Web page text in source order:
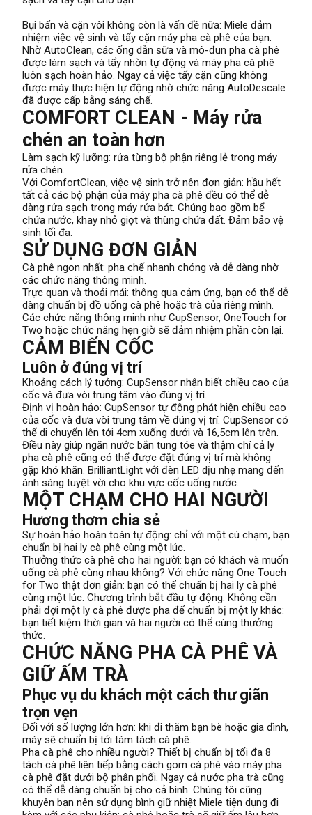
Bụi bẩn và cặn vôi không còn là vấn đề nữa: Miele đảm
nhiệm việc vệ sinh và tẩy cặn máy pha cà phê của bạn.
Nhờ AutoClean, các ống dẫn sữa và mô-đun pha cà phê
được làm sạch và tẩy nhờn tự động và máy pha cà phê
luôn sạch hoàn hảo. Ngay cả việc tẩy cặn cũng không
được máy thực hiện tự động nhờ chức năng AutoDescale
đã được cấp bằng sáng chế.
COMFORT CLEAN - Máy rửa
chén an toàn hơn
Làm sạch kỹ lưỡng: rửa từng bộ phận riêng lẻ trong máy
rửa chén.
Với ComfortClean, việc vệ sinh trở nên đơn giản: hầu hết
tất cả các bộ phận của máy pha cà phê đều có thể dễ
dàng rửa sạch trong máy rửa bát. Chúng bao gồm bể
chứa nước, khay nhỏ giọt và thùng chứa đất. Đảm bảo vệ
sinh tối đa.
SỬ DỤNG ĐƠN GIẢN
Cà phê ngon nhất: pha chế nhanh chóng và dễ dàng nhờ
các chức năng thông minh.
Trực quan và thoải mái: thông qua cảm ứng, bạn có thể dễ
dàng chuẩn bị đồ uống cà phê hoặc trà của riêng mình.
Các chức năng thông minh như CupSensor, OneTouch for
Two hoặc chức năng hẹn giờ sẽ đảm nhiệm phần còn lại.
CẢM BIẾN CỐC
Luôn ở đúng vị trí
Khoảng cách lý tưởng: CupSensor nhận biết chiều cao của
cốc và đưa vòi trung tâm vào đúng vị trí.
Định vị hoàn hảo: CupSensor tự động phát hiện chiều cao
của cốc và đưa vòi trung tâm về đúng vị trí. CupSensor có
thể di chuyển lên tới 4cm xuống dưới và 16,5cm lên trên.
Điều này giúp ngăn nước bắn tung tóe và thậm chí cả ly
pha cà phê cũng có thể được đặt đúng vị trí mà không
gặp khó khăn. BrilliantLight với đèn LED dịu nhẹ mang đến
ánh sáng tuyệt vời cho khu vực cốc uống nước.
MỘT CHẠM CHO HAI NGƯỜI
Hương thơm chia sẻ
Sự hoàn hảo hoàn toàn tự động: chỉ với một cú chạm, bạn
chuẩn bị hai ly cà phê cùng một lúc.
Thưởng thức cà phê cho hai người: bạn có khách và muốn
uống cà phê cùng nhau không? Với chức năng One Touch
for Two thật đơn giản: bạn có thể chuẩn bị hai ly cà phê
cùng một lúc. Chương trình bắt đầu tự động. Không cần
phải đợi một ly cà phê được pha để chuẩn bị một ly khác:
bạn tiết kiệm thời gian và hai người có thể cùng thưởng
thức.
CHỨC NĂNG PHA CÀ PHÊ VÀ
GIỮ ẤM TRÀ
Phục vụ du khách một cách thư giãn
trọn vẹn
Đối với số lượng lớn hơn: khi đi thăm bạn bè hoặc gia đình,
máy sẽ chuẩn bị tới tám tách cà phê.
Pha cà phê cho nhiều người? Thiết bị chuẩn bị tối đa 8
tách cà phê liên tiếp bằng cách gom cà phê vào máy pha
cà phê đặt dưới bộ phân phối. Ngay cả nước pha trà cũng
có thể dễ dàng chuẩn bị cho cả bình. Chúng tôi cũng
khuyên bạn nên sử dụng bình giữ nhiệt Miele tiện dụng đi